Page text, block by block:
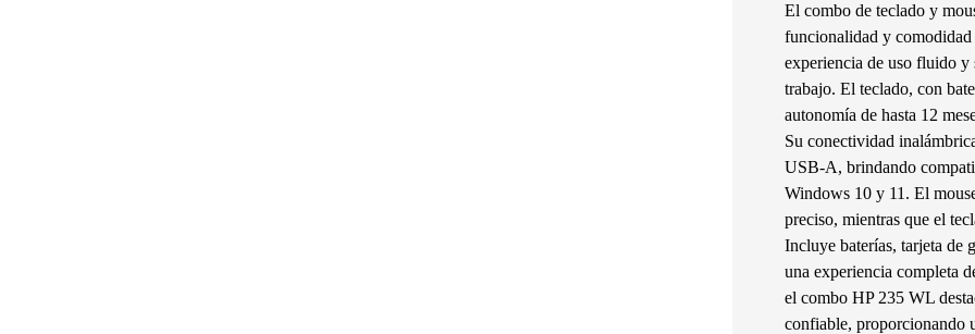
El combo de teclado y
funcionalidad y comodidad
experiencia de uso fluido y
trabajo. El teclado, con
autonomía de hasta 12
Su conectividad
USB-A, brindando
Windows 10 y 11. El
preciso, mientras que el
Incluye baterías, tarjeta de
una experiencia completa
el combo HP 235 WL
confiable, proporcionando